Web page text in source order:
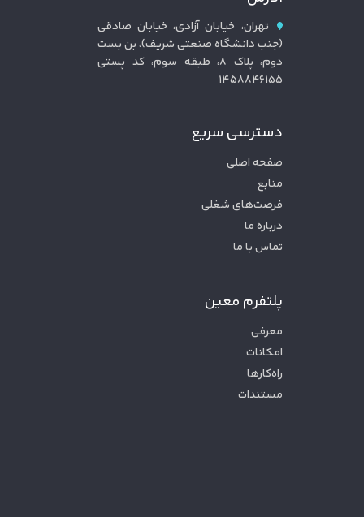
تهران، خیابان آزادی، خیابان صادقی
(جنب دانشگاه صنعتی شریف)، بن بست
دوم، پلاک ۸، طبقه سوم، کد پستی
۱۴۵۸۸۴۶۱۵۵
دسترسی سریع
صفحه اصلی
منابع
فرصت‌های شغلی
درباره ما
تماس با ما
پلتفرم معین
معرفی
امکانات
راه‌کارها
مستندات